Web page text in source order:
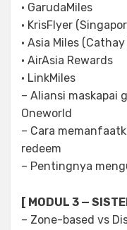
· GarudaMiles
· KrisFlyer
· Asia Miles
· AirAsia Rewards
· LinkMiles
– Aliansi maskapai
Oneworld
– Cara
redeem
– Pentingnya
[ MODUL 3 —
– Zone-based vs